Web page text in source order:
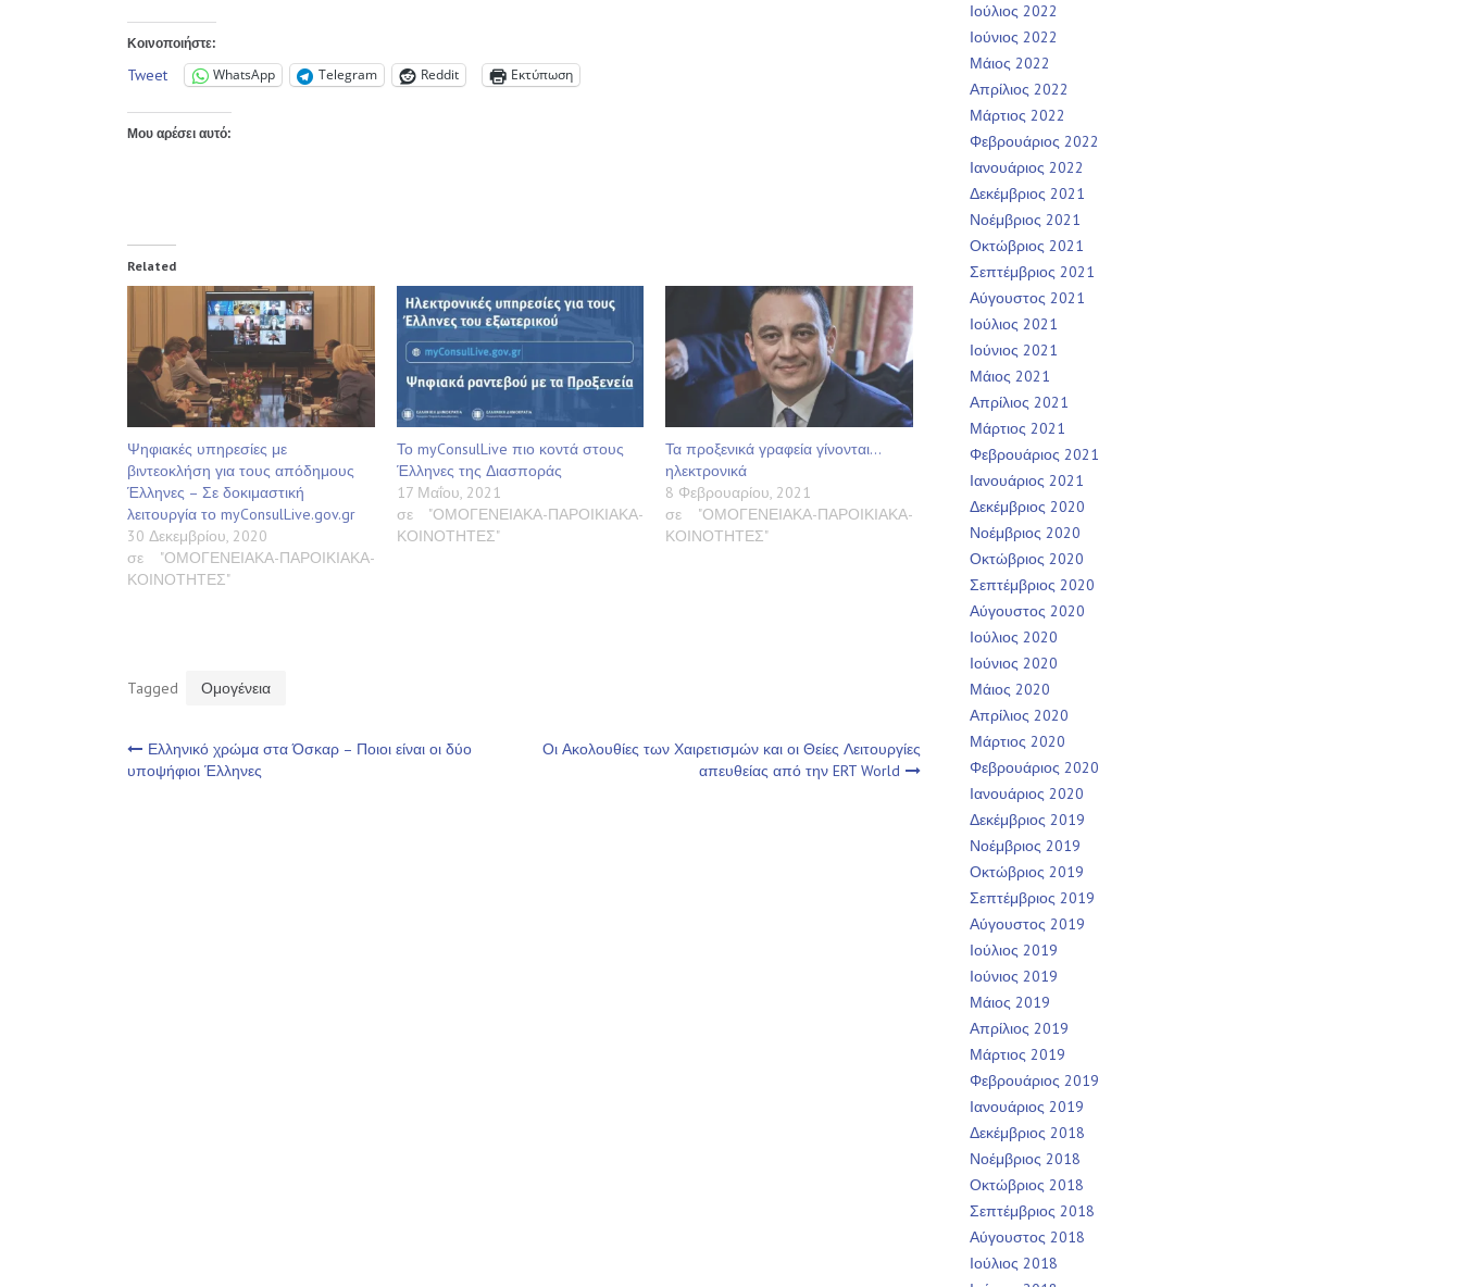
Κοινοποιήστε:
Tweet WhatsApp Telegram Reddit Εκτύπωση
Μου αρέσει αυτό:
Related
Ψηφιακές υπηρεσίες με
βιντεοκλήση για τους απόδημους
Έλληνες – Σε δοκιμαστική
λειτουργία το myConsulLive.gov.gr
30 Δεκεμβρίου, 2020
σε "ΟΜΟΓΕΝΕΙΑΚΑ-ΠΑΡΟΙΚΙΑΚΑ-
ΚΟΙΝΟΤΗΤΕΣ"
Το myConsulLive πιο κοντά στους
Έλληνες της Διασποράς
17 Μαΐου, 2021
σε "ΟΜΟΓΕΝΕΙΑΚΑ-ΠΑΡΟΙΚΙΑΚΑ-
ΚΟΙΝΟΤΗΤΕΣ"
Τα προξενικά γραφεία γίνονται…
ηλεκτρονικά
8 Φεβρουαρίου, 2021
σε "ΟΜΟΓΕΝΕΙΑΚΑ-ΠΑΡΟΙΚΙΑΚΑ-
ΚΟΙΝΟΤΗΤΕΣ"
Tagged Ομογένεια
Πλοήγηση
Ελληνικό χρώμα στα Όσκαρ – Ποιοι είναι οι δύο
υποψήφιοι Έλληνες
Οι Ακολουθίες των Χαιρετισμών και οι Θείες Λειτουργίες
απευθείας από την ERT World
Ιούλιος 2022
Ιούνιος 2022
Μάιος 2022
Απρίλιος 2022
Μάρτιος 2022
Φεβρουάριος 2022
Ιανουάριος 2022
Δεκέμβριος 2021
Νοέμβριος 2021
Οκτώβριος 2021
Σεπτέμβριος 2021
Αύγουστος 2021
Ιούλιος 2021
Ιούνιος 2021
Μάιος 2021
Απρίλιος 2021
Μάρτιος 2021
Φεβρουάριος 2021
Ιανουάριος 2021
Δεκέμβριος 2020
Νοέμβριος 2020
Οκτώβριος 2020
Σεπτέμβριος 2020
Αύγουστος 2020
Ιούλιος 2020
Ιούνιος 2020
Μάιος 2020
Απρίλιος 2020
Μάρτιος 2020
Φεβρουάριος 2020
Ιανουάριος 2020
Δεκέμβριος 2019
Νοέμβριος 2019
Οκτώβριος 2019
Σεπτέμβριος 2019
Αύγουστος 2019
Ιούλιος 2019
Ιούνιος 2019
Μάιος 2019
Απρίλιος 2019
Μάρτιος 2019
Φεβρουάριος 2019
Ιανουάριος 2019
Δεκέμβριος 2018
Νοέμβριος 2018
Οκτώβριος 2018
Σεπτέμβριος 2018
Αύγουστος 2018
Ιούλιος 2018